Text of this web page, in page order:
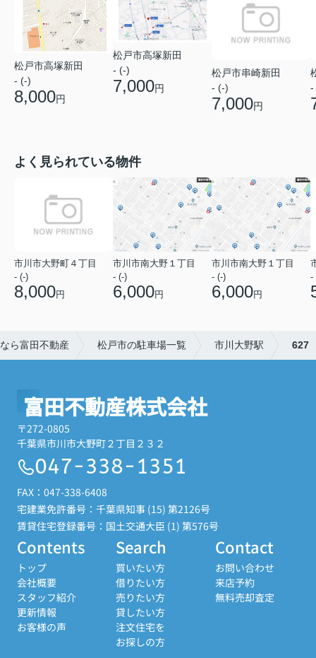
松戸市高塚新田
- (-)
8,000円
松戸市高塚新田
- (-)
7,000円
松戸市串崎新田
- (-)
7,000円
-
よく見られている物件
市川市大野町４丁目
- (-)
8,000円
市川市南大野１丁目
- (-)
6,000円
市川市南大野１丁目
- (-)
6,000円
-
ら富田不動産 松戸市の駐車場一覧 市川大野駅 627
富田不動産株式会社
〒272-0805
千葉県市川市大野町２丁目２３２
047-338-1351
FAX：047-338-6408
宅建業免許番号：千葉県知事 (15) 第2126号
賃貸住宅登録番号：国土交通大臣 (1) 第576号
Contents
トップ
会社概要
スタッフ紹介
更新情報
お客様の声
Search
買いたい方
借りたい方
売りたい方
貸したい方
注文住宅を
お探しの方
Contact
お問い合わせ
来店予約
無料売却査定